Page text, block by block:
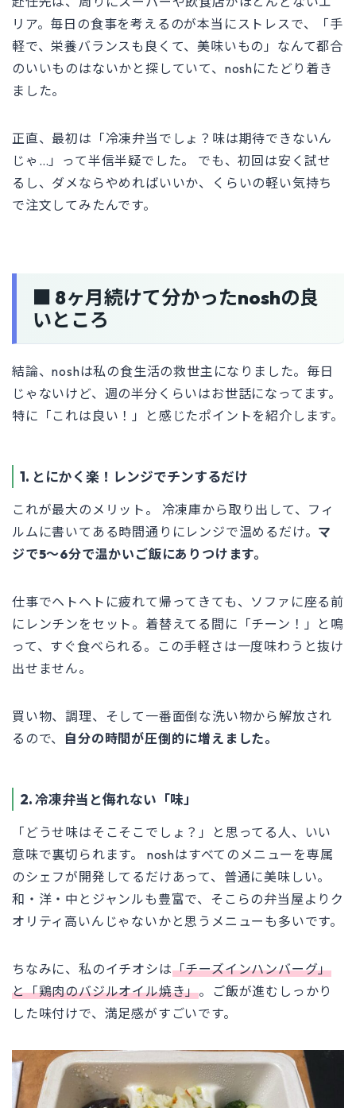
リア。毎日の食事を考えるのが本当にストレスで、「手
軽で、栄養バランスも良くて、美味いもの」なんて都合
のいいものはないかと探していて、noshにたどり着き
ました。
正直、最初は「冷凍弁当でしょ？味は期待できないん
じゃ…」って半信半疑でした。 でも、初回は安く試せ
るし、ダメならやめればいいか、くらいの軽い気持ち
で注文してみたんです。
■ 8ヶ月続けて分かったnoshの良
いところ
結論、noshは私の食生活の救世主になりました。毎日
じゃないけど、週の半分くらいはお世話になってます。
特に「これは良い！」と感じたポイントを紹介します。
1. とにかく楽！レンジでチンするだけ
これが最大のメリット。 冷凍庫から取り出して、フィ
ルムに書いてある時間通りにレンジで温めるだけ。 マ
ジで5〜6分で温かいご飯にありつけます。
仕事でヘトヘトに疲れて帰ってきても、ソファに座る前
にレンチンをセット。着替えてる間に「チーン！」と鳴
って、すぐ食べられる。この手軽さは一度味わうと抜け
出せません。
買い物、調理、そして一番面倒な洗い物から解放され
るので、 自分の時間が圧倒的に増えました。
2. 冷凍弁当と侮れない「味」
「どうせ味はそこそこでしょ？」と思ってる人、いい
意味で裏切られます。 noshはすべてのメニューを専属
のシェフが開発してるだけあって、普通に美味しい。
和・洋・中とジャンルも豊富で、そこらの弁当屋よりク
オリティ高いんじゃないかと思うメニューも多いです。
ちなみに、私のイチオシは「チーズインハンバーグ」
と「鶏肉のバジルオイル焼き」。ご飯が進むしっかり
した味付けで、満足感がすごいです。